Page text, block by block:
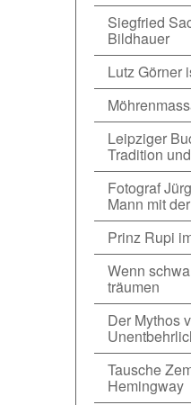
Siegfried
Bildhauer
Lutz Görner
Leipziger
Tradition
Fotograf
Mann mit
Prinz Rupi
Wenn
träumen
Der Mythos
Tausche
Hemingway